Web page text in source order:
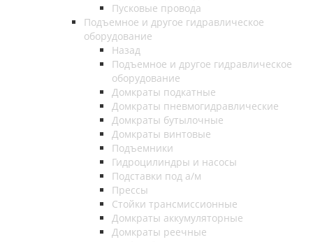
Пусковые провода
Подъемное и другое гидравлическое
оборудование
Назад
Подъемное и другое гидравлическое
оборудование
Домкраты подкатные
Домкраты пневмогидравлические
Домкраты бутылочные
Домкраты винтовые
Подъемники
Гидроцилиндры и насосы
Подставки под а/м
Прессы
Стойки трансмиссионные
Домкраты аккумуляторные
Домкраты реечные